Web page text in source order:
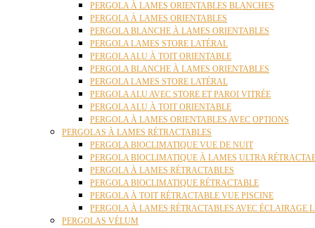
PERGOLA À LAMES ORIENTABLES BLANCHES
PERGOLA À LAMES ORIENTABLES
PERGOLA BLANCHE À LAMES ORIENTABLES
PERGOLA LAMES STORE LATÉRAL
PERGOLA ALU À TOIT ORIENTABLE
PERGOLA BLANCHE À LAMES ORIENTABLES
PERGOLA LAMES STORE LATÉRAL
PERGOLA ALU AVEC STORE ET PAROI VITRÉE
PERGOLA ALU À TOIT ORIENTABLE
PERGOLA À LAMES ORIENTABLES AVEC OPTIONS
PERGOLAS À LAMES RÉTRACTABLES
PERGOLA BIOCLIMATIQUE VUE DE NUIT
PERGOLA BIOCLIMATIQUE À LAMES ULTRA
PERGOLA À LAMES RÉTRACTABLES
PERGOLA BIOCLIMATIQUE RÉTRACTABLE
PERGOLA À TOIT RÉTRACTABLE VUE PISCINE
PERGOLA À LAMES RÉTRACTABLES AVEC ÉCLAIRAGE
PERGOLAS VÉLUM